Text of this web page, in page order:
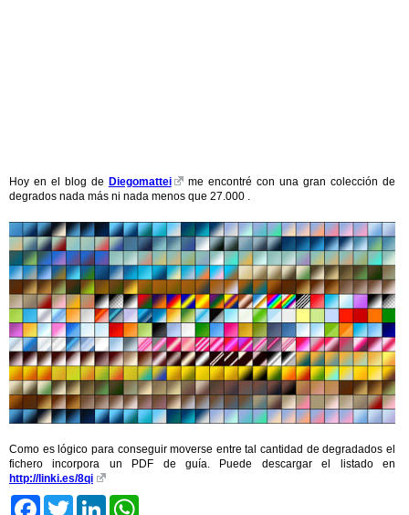
Hoy en el blog de Diegomattei
me encontré con una gran colección de
degrados nada más ni nada menos que 27.000 .
Como es lógico para conseguir moverse entre tal cantidad de degradados el
fichero incorpora un PDF de guía. Puede descargar el listado en
http://linki.es/8qi
FacebookTwitter LinkedIn